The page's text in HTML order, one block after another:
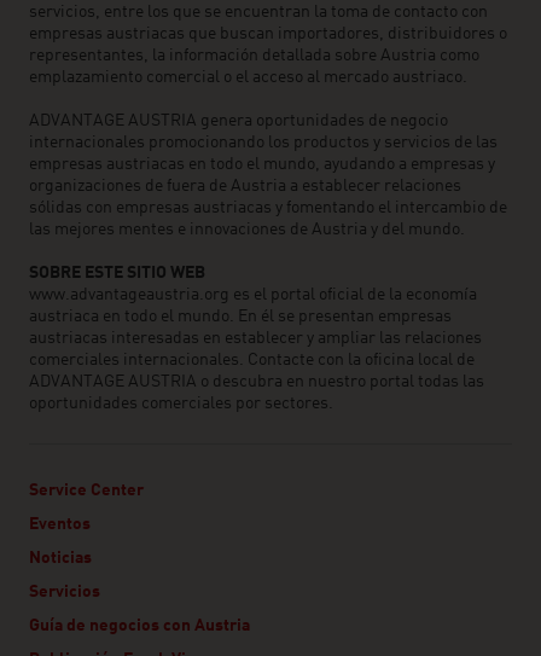
servicios, entre los que se encuentran la toma de contacto con
empresas austriacas que buscan importadores, distribuidores o
representantes, la información detallada sobre Austria como
emplazamiento comercial o el acceso al mercado austriaco.
ADVANTAGE AUSTRIA genera oportunidades de negocio
internacionales promocionando los productos y servicios de las
empresas austriacas en todo el mundo, ayudando a empresas y
organizaciones de fuera de Austria a establecer relaciones
sólidas con empresas austriacas y fomentando el intercambio de
las mejores mentes e innovaciones de Austria y del mundo.
SOBRE ESTE SITIO WEB
www.advantageaustria.org es el portal oficial de la economía
austriaca en todo el mundo. En él se presentan empresas
austriacas interesadas en establecer y ampliar las relaciones
comerciales internacionales. Contacte con la oficina local de
ADVANTAGE AUSTRIA o descubra en nuestro portal todas las
oportunidades comerciales por sectores.
Service Center
Eventos
Noticias
Servicios
Guía de negocios con Austria